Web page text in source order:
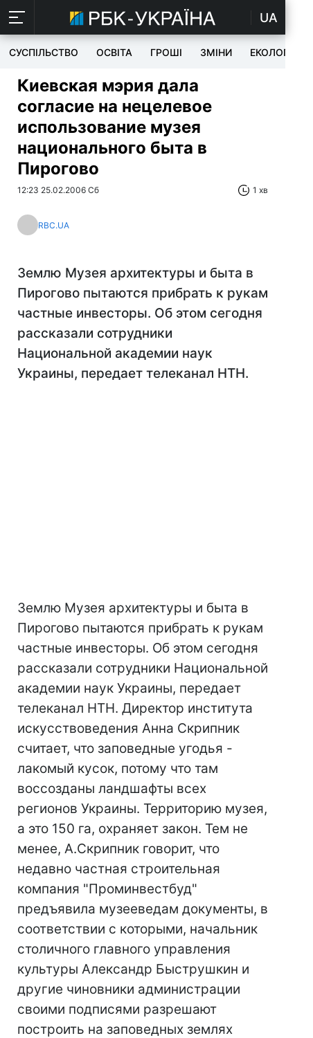
UA
СУСПІЛЬСТВО ОСВІТА ГРОШІ ЗМІНИ ЕКОЛОГІЯ
Киевская мэрия дала
согласие на нецелевое
использование музея
национального быта в
Пирогово
12:23 25.02.2006 Сб 1 хв
RBC.UA
Землю Музея архитектуры и быта в
Пирогово пытаются прибрать к рукам
частные инвесторы. Об этом сегодня
рассказали сотрудники
Национальной академии наук
Украины, передает телеканал НТН.
Землю Музея архитектуры и быта в
Пирогово пытаются прибрать к рукам
частные инвесторы. Об этом сегодня
рассказали сотрудники Национальной
академии наук Украины, передает
телеканал НТН. Директор института
искусствоведения Анна Скрипник
считает, что заповедные угодья -
лакомый кусок, потому что там
воссозданы ландшафты всех
регионов Украины. Территорию музея,
а это 150 га, охраняет закон. Тем не
менее, А.Скрипник говорит, что
недавно частная строительная
компания "Проминвестбуд"
предъявила музееведам документы, в
соответствии с которыми, начальник
столичного главного управления
культуры Александр Быструшкин и
другие чиновники администрации
своими подписями разрешают
построить на заповедных землях